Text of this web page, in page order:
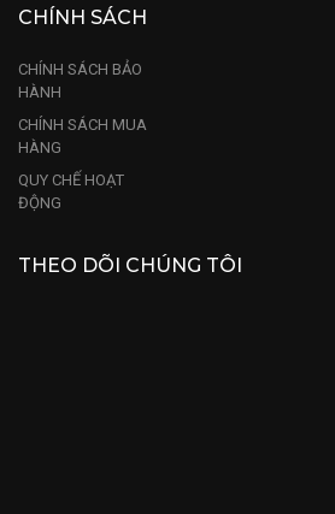
CHÍNH SÁCH
CHÍNH SÁCH BẢO
HÀNH
CHÍNH SÁCH MUA
HÀNG
QUY CHẾ HOẠT
ĐỘNG
THEO DÕI CHÚNG TÔI